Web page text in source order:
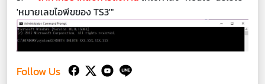
'หมายเลขไอพีขของ TS3'"
Follow Us